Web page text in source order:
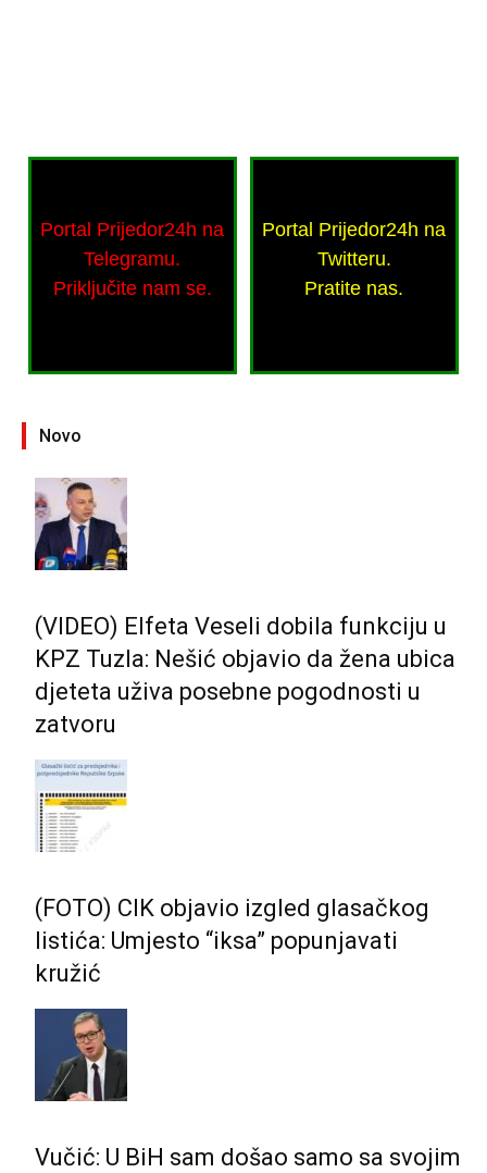
Portal Prijedor24h na
Telegramu.
Priključite nam se.
Portal Prijedor24h na
Twitteru.
Pratite nas.
Novo
(VIDEO) Elfeta Veseli dobila funkciju u
KPZ Tuzla: Nešić objavio da žena ubica
djeteta uživa posebne pogodnosti u
zatvoru
(FOTO) CIK objavio izgled glasačkog
listića: Umjesto “iksa” popunjavati
kružić
Vučić: U BiH sam došao samo sa svojim